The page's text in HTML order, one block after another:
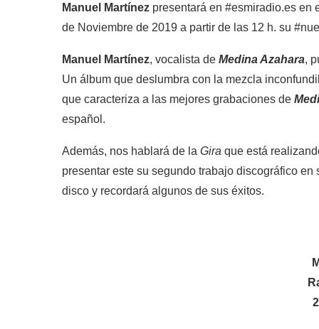
Manuel Martínez presentará en #esmiradio.es en
de Noviembre de 2019 a partir de las 12 h. su
Manuel Martínez, vocalista de Medina Azahara,
Un álbum que deslumbra con la mezcla
que caracteriza a las mejores grabaciones de
español.
Además, nos hablará de la Gira que está
presentar este su segundo trabajo discográfico
disco y recordará algunos de sus éxitos.